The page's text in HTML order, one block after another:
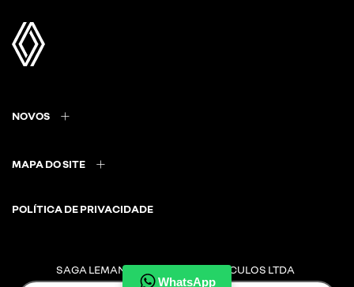
WhatsApp
NOVOS
MAPA DO SITE
POLÍTICA DE PRIVACIDADE
SAGA LEMANS COMERCIO DE VEICULOS LTDA